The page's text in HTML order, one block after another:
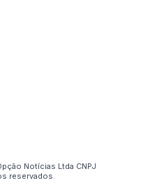
Notícias Ltda CNPJ
reservados.